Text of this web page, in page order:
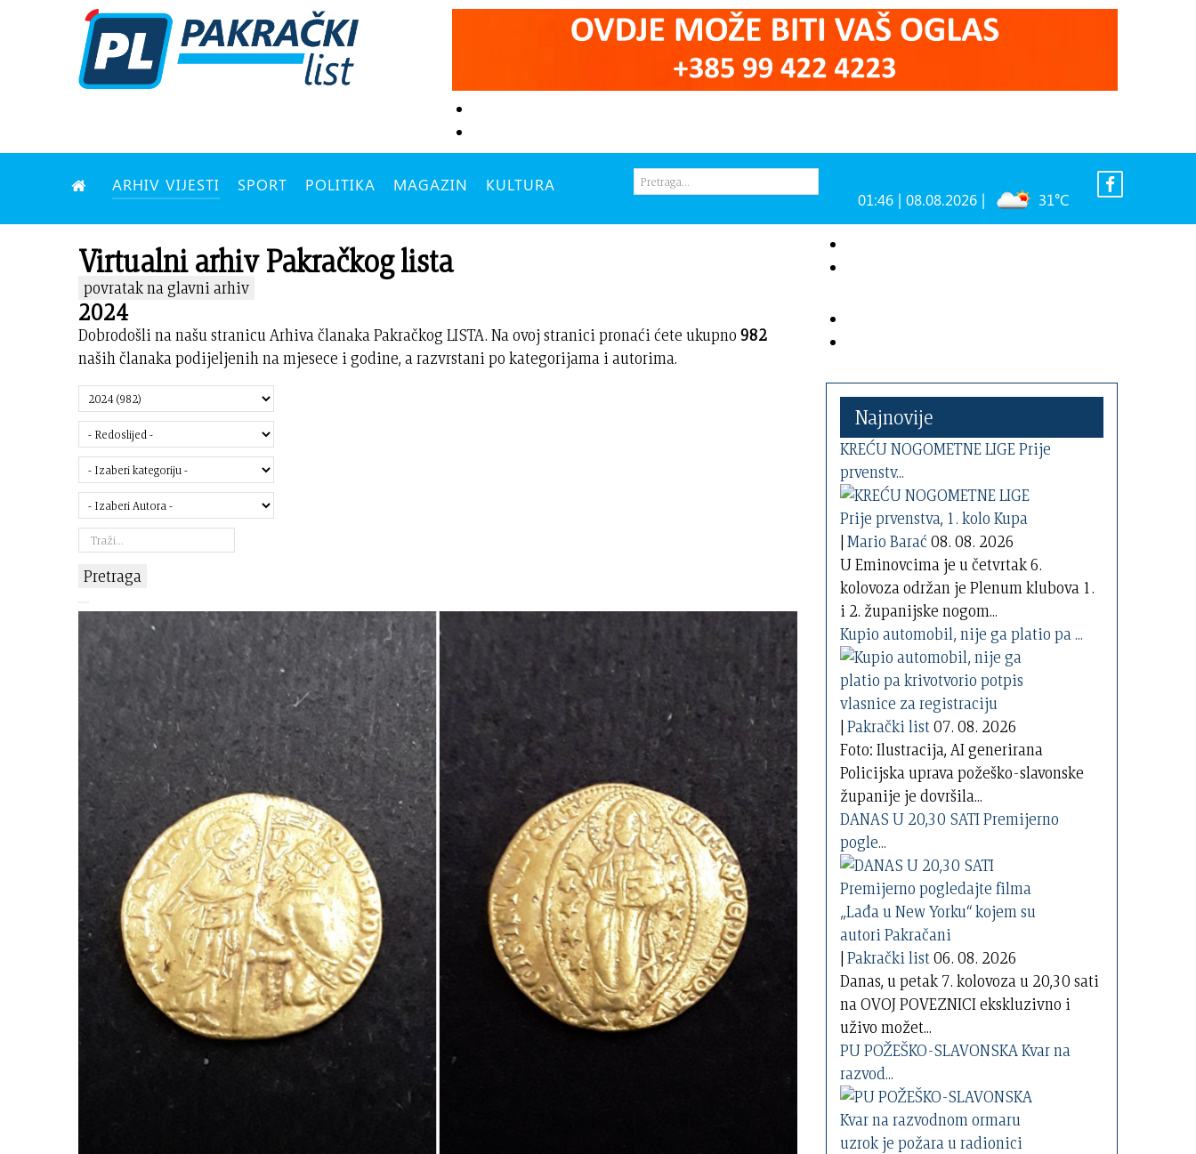
ARHIV VIJESTI SPORT POLITIKA MAGAZIN KULTURA
01:46 | 08.08.2026 | 31°C
Virtualni arhiv Pakračkog lista
povratak na glavni arhiv
2024
Dobrodošli na našu stranicu Arhiva članaka Pakračkog LISTA. Na ovoj stranici pronaći ćete ukupno982
naših članaka podijeljenih na mjesece i godine, a razvrstani po kategorijama i autorima.
Pretraga
Najnovije
KREĆU NOGOMETNE LIGE Prije
prvenstv...
|Mario Barać 08. 08. 2026
U Eminovcima je u četvrtak 6.
kolovoza održan je Plenum klubova 1.
i 2. županijske nogom...
Kupio automobil, nije ga platio pa ...
|Pakrački list07. 08. 2026
Foto: Ilustracija, AI generirana
Policijska uprava požeško-slavonske
županije je dovršila...
DANAS U 20,30 SATI Premijerno
pogle...
|Pakrački list06. 08. 2026
Danas, u petak 7. kolovoza u 20,30 sati
na OVOJ POVEZNICI ekskluzivno i
uživo možet...
PU POŽEŠKO-SLAVONSKA Kvar na
razvod...